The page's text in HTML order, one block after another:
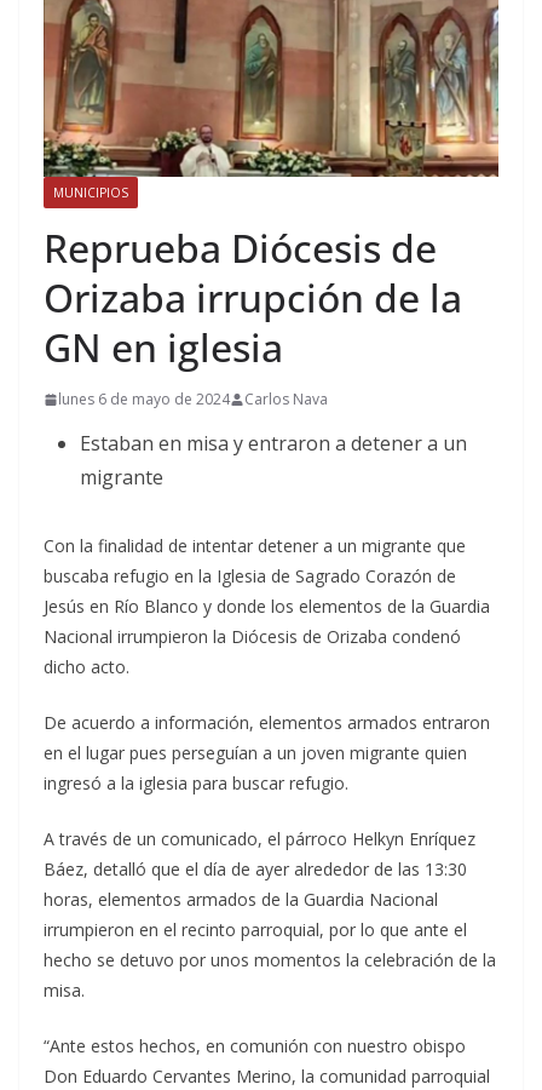
MUNICIPIOS
Reprueba Diócesis de
Orizaba irrupción de la
GN en iglesia
lunes 6 de mayo de 2024 Carlos Nava
Estaban en misa y entraron a detener a un
migrante
Con la finalidad de intentar detener a un migrante que
buscaba refugio en la Iglesia de Sagrado Corazón de
Jesús en Río Blanco y donde los elementos de la Guardia
Nacional irrumpieron la Diócesis de Orizaba condenó
dicho acto.
De acuerdo a información, elementos armados entraron
en el lugar pues perseguían a un joven migrante quien
ingresó a la iglesia para buscar refugio.
A través de un comunicado, el párroco Helkyn Enríquez
Báez, detalló que el día de ayer alrededor de las 13:30
horas, elementos armados de la Guardia Nacional
irrumpieron en el recinto parroquial, por lo que ante el
hecho se detuvo por unos momentos la celebración de la
misa.
“Ante estos hechos, en comunión con nuestro obispo
Don Eduardo Cervantes Merino, la comunidad parroquial